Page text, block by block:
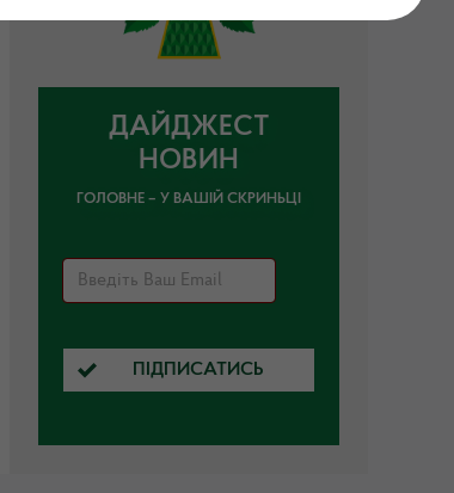
ДАЙДЖЕСТ
НОВИН
ГОЛОВНЕ – У ВАШІЙ СКРИНЬЦІ
ПІДПИСАТИСЬ